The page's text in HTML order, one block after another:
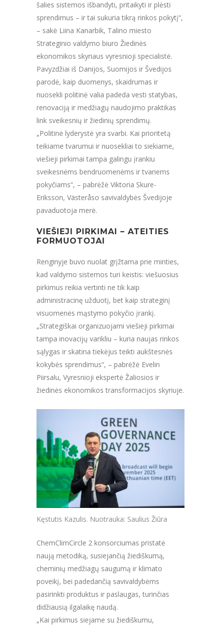
šalies sistemos išbandyti, pritaikyti ir plėsti
sprendimus – ir tai sukuria tikrą rinkos pokytį“,
– sakė Liina Kanarbik, Talino miesto
Strateginio valdymo biuro Žiedinės
ekonomikos skyriaus vyresnioji specialistė.
Pavyzdžiai iš Danijos, Suomijos ir Švedijos
parodė, kaip duomenys, skaidrumas ir
nuosekli politinė valia padeda vesti statybas,
renovaciją ir medžiagų naudojimo praktikas
link sveikesnių ir žiedinių sprendimų.
„Politinė lyderystė yra svarbi. Kai prioritetą
teikiame tvarumui ir nuosekliai to siekiame,
viešieji pirkimai tampa galingu įrankiu
sveikesnėms bendruomenėms ir tvariems
pokyčiams“, – pabrėžė Viktoria Skure-
Eriksson, Västeråso savivaldybės Švedijoje
pavaduotoja merė.
VIEŠIEJI PIRKIMAI – ATEITIES
FORMUOTOJAI
Renginyje buvo nuolat grįžtama prie minties,
kad valdymo sistemos turi keistis: viešuosius
pirkimus reikia vertinti ne tik kaip
administracinę užduotį, bet kaip strateginį
visuomenės mąstymo pokyčio įrankį.
„Strategiškai organizuojami viešieji pirkimai
tampa inovacijų varikliu – kuria naujas rinkos
sąlygas ir skatina tiekėjus teikti aukštesnės
kokybės sprendimus“, – pabrėžė Evelin
Piirsalu, Vyresnioji ekspertė Žaliosios ir
žiedinės ekonomikos transformacijos skyriuje.
Kęstutis Kazulis. Nuotrauka: Saulius Žiūra
ChemClimCircle 2 konsorciumas pristatė
naują metodiką, susiejančią žiediškumą,
cheminių medžiagų saugumą ir klimato
poveikį, bei padedančią savivaldybėms
pasirinkti produktus ir paslaugas, turinčias
didžiausią ilgalaikę naudą.
„Kai pirkimus siejame su žiediškumu,